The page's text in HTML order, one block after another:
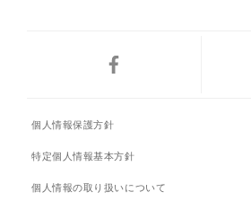
個人情報保護方針
特定個人情報基本方針
個人情報の取り扱いについて